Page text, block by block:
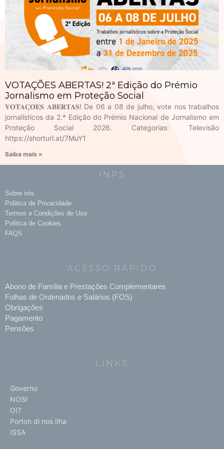
VOTAÇÕES ABERTAS! 2ª Edição do Prémio
Jornalismo em Proteção Social
𝐕𝐎𝐓𝐀𝐂̧𝐎̃𝐄𝐒 𝐀𝐁𝐄𝐑𝐓𝐀𝐒! De 06 a 08 de julho, vote nos trabalhos
jornalísticos da 2.ª Edição do Prémio Nacional de Jornalismo em
Proteção Social 2026. Categorias: Televisão
https://shorturl.at/7MuY1
Saiba mais »
INPS
Sobre nós
Politica de Privacidade
Termos e Condições de Uso
Politica de Cookies
FAQS
ACESSO RÁPIDO
Abono de Família e Prestações Complementares
Folhas de Ordenados e Salários (FOS)
Obrigações
Pagamento
Pensões
LINKS
Governo
NOSI
OIT
Porton di nos Ilha
ISSA